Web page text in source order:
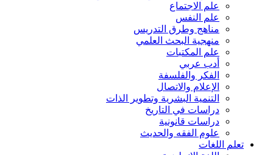
علم الاجتماع
علم النفس
مناهج وطرق التدريس
منهجية البحث العلمي
علم المكتبات
أدب عربي
الفكر والفلسفة
الإعلام والاتصال
التنمية البشرية وتطوير الذات
دراسات في التاريخ
دراسات قانونية
علوم الفقه والحديث
تعلم اللغات